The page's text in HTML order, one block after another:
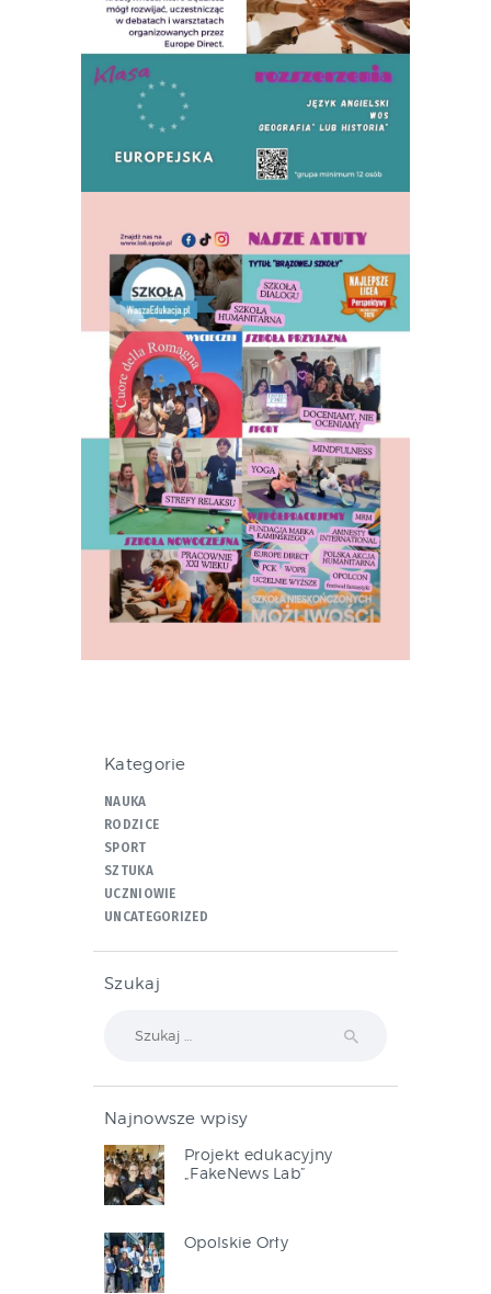
Kategorie
NAUKA
RODZICE
SPORT
SZTUKA
UCZNIOWIE
UNCATEGORIZED
Szukaj
Najnowsze wpisy
Projekt edukacyjny
„FakeNews Lab”
Opolskie Orły